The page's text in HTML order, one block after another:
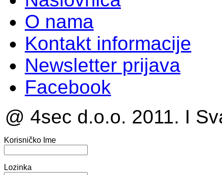
O nama
Kontakt informacije
Newsletter prijava
Facebook
@ 4sec d.o.o. 2011. I
Korisničko Ime
Lozinka